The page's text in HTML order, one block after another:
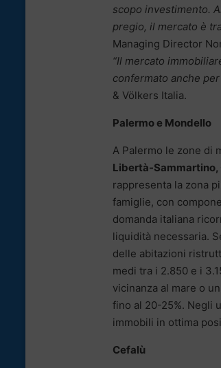
scopo investimento.
pregio, il mercato è
Managing Director
“Il mercato
confermato anche
& Völkers Italia.
Palermo e Mondello
A Palermo le zone di
Libertà-Sammartino,
rappresenta la zona
famiglie, con
domanda italiana
liquidità necessaria.
delle abitazioni
medi tra i 2.850 e i
vicinanza al mare o
fino al 20-25%. Negli
immobili in ottima
Cefalù